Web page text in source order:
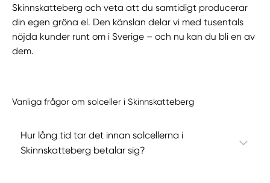
Skinnskatteberg och veta att du samtidigt producerar
din egen gröna el. Den känslan delar vi med tusentals
nöjda kunder runt om i Sverige – och nu kan du bli en av
dem.
Vanliga frågor om solceller i Skinnskatteberg
Hur lång tid tar det innan solcellerna i
Skinnskatteberg betalar sig?